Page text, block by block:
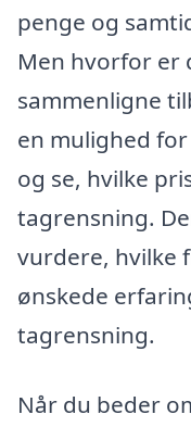
penge og
Men hvorfor er
sammenligne
en mulighed
og se, hvilke
tagrensning.
vurdere, hvilke
ønskede
tagrensning.
Når du beder